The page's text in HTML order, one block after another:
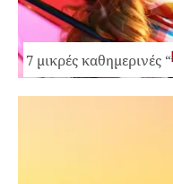
7 μικρές καθημερινές